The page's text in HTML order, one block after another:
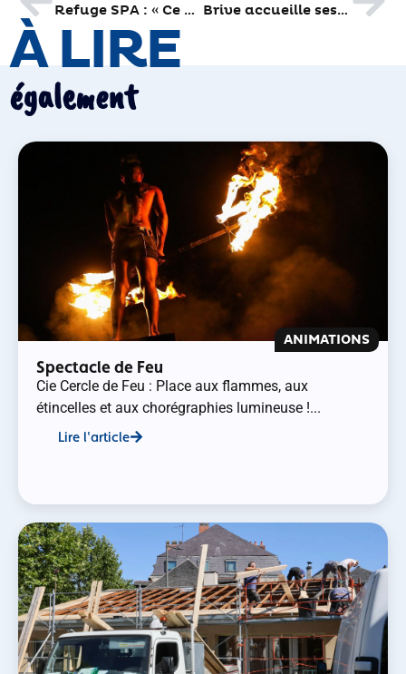
Refuge SPA : « Ce n’est pas triste de venir ici » Brive accueille ses 880 nouveaux étudiants
À LIRE
également
ANIMATIONS
Spectacle de Feu
Cie Cercle de Feu : Place aux flammes, aux
étincelles et aux chorégraphies lumineuse !...
Lire l'article